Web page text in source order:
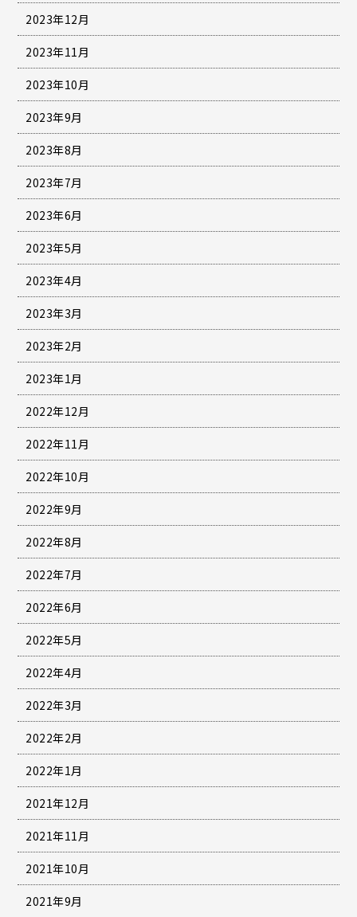
2023年12月
2023年11月
2023年10月
2023年9月
2023年8月
2023年7月
2023年6月
2023年5月
2023年4月
2023年3月
2023年2月
2023年1月
2022年12月
2022年11月
2022年10月
2022年9月
2022年8月
2022年7月
2022年6月
2022年5月
2022年4月
2022年3月
2022年2月
2022年1月
2021年12月
2021年11月
2021年10月
2021年9月